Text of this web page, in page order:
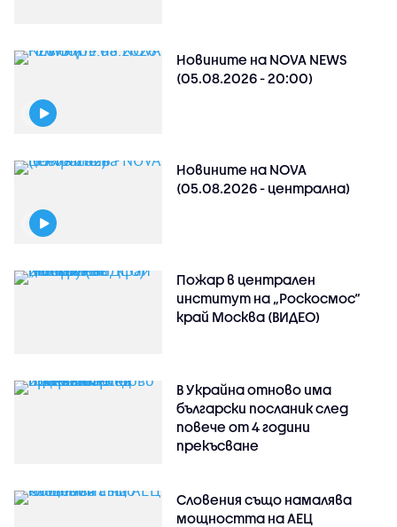
Новините на NOVA NEWS
(05.08.2026 - 20:00)
Новините на NOVA
(05.08.2026 - централна)
Пожар в централен
институт на „Роскосмос“
край Москва (ВИДЕО)
В Украйна отново има
български посланик след
повече от 4 години
прекъсване
Словения също намалява
мощността на АЕЦ